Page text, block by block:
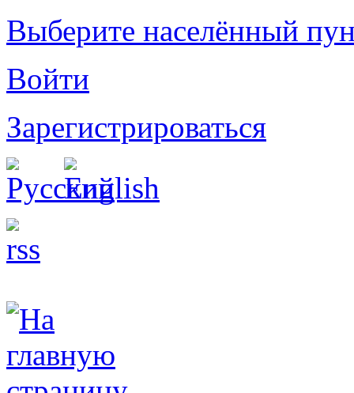
Выберите населённый
Войти
Зарегистрироваться